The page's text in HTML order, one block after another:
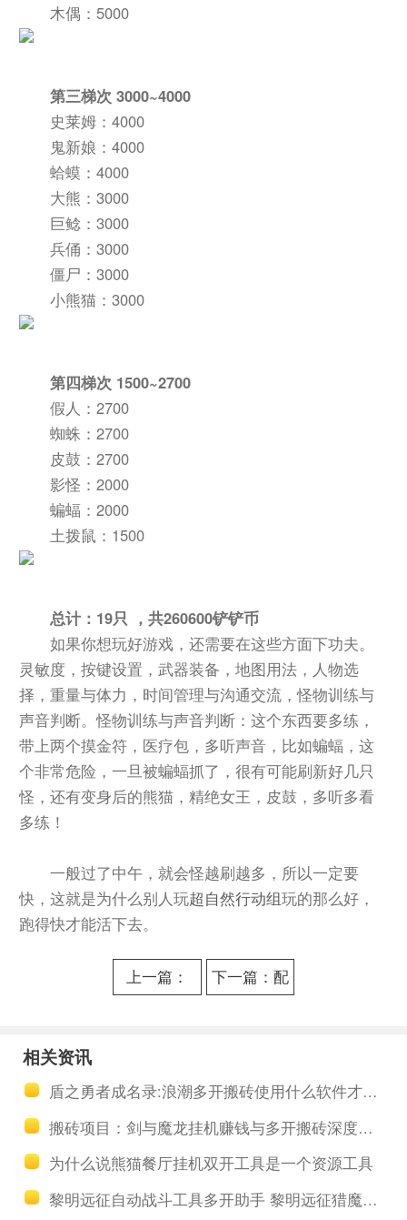
木偶：5000
第三梯次 3000~4000
史莱姆：4000
鬼新娘：4000
蛤蟆：4000
大熊：3000
巨鲶：3000
兵俑：3000
僵尸：3000
小熊猫：3000
第四梯次 1500~2700
假人：2700
蜘蛛：2700
皮鼓：2700
影怪：2000
蝙蝠：2000
土拨鼠：1500
总计：19只 ，共260600铲铲币
如果你想玩好游戏，还需要在这些方面下功夫。
灵敏度，按键设置，武器装备，地图用法，人物选
择，重量与体力，时间管理与沟通交流，怪物训练与
声音判断。怪物训练与声音判断：这个东西要多练，
带上两个摸金符，医疗包，多听声音，比如蝙蝠，这
个非常危险，一旦被蝙蝠抓了，很有可能刷新好几只
怪，还有变身后的熊猫，精绝女王，皮鼓，多听多看
多练！
一般过了中午，就会怪越刷越多，所以一定要
快，这就是为什么别人玩超自然行动组玩的那么好，
跑得快才能活下去。
上一篇：
下一篇：配
相关资讯
盾之勇者成名录:浪潮多开搬砖使用什么软件才可以提高搬砖的效率
搬砖项目：剑与魔龙挂机赚钱与多开搬砖深度教程
为什么说熊猫餐厅挂机双开工具是一个资源工具
黎明远征自动战斗工具多开助手 黎明远征猎魔卷宗玩法攻略